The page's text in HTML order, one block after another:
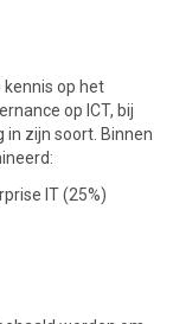
op het
op ICT, bij
in zijn soort. Binnen
IT (25%)